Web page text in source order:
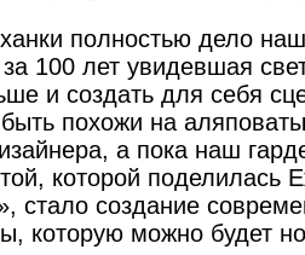
полностью дело
100 лет увидевшая
и создать для себя
похожи на
а пока наш
которой поделилась
создание
которую можно будет